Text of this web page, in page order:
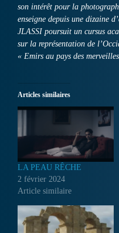
son intérêt pour la
enseigne depuis une dizaine
JLASSI poursuit un cursus
sur la représentation de
« Emirs au pays des
Articles similaires
LA PEAU RÊCHE
2 février 2024
Article similaire